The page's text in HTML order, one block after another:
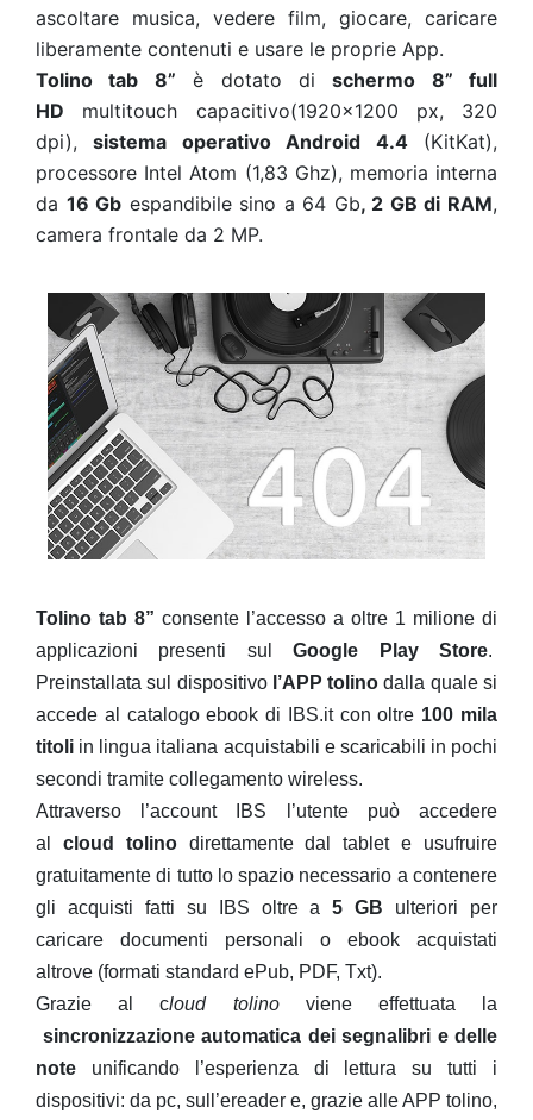
ascoltare musica, vedere film, giocare, caricare
liberamente contenuti e usare le proprie App.
Tolino tab 8” è dotato dischermo 8” full
HD multitouch capacitivo(1920x1200 px, 320
dpi),sistema operativo Android 4.4(KitKat),
processore Intel Atom (1,83 Ghz), memoria interna
da 16 Gb espandibile sino a 64 Gb, 2 GB di RAM,
camera frontale da 2 MP.
Tolino tab 8” consente l’accesso a oltre 1 milione di
applicazioni presenti sulGoogle Play Store.
Preinstallata sul dispositivo l’APP tolino dalla quale si
accede al catalogo ebook di IBS.it con oltre 100 mila
titoli in lingua italiana acquistabili e scaricabili in pochi
secondi tramite collegamento wireless.
Attraverso l’account IBS l’utente può accedere
al cloud tolino direttamente dal tablet e usufruire
gratuitamente di tutto lo spazio necessario a contenere
gli acquisti fatti su IBS oltre a5 GB ulteriori per
caricare documenti personali o ebook acquistati
altrove (formati standard ePub, PDF, Txt).
Grazie al cloud tolinoviene effettuata la
sincronizzazione automatica dei segnalibri e delle
note unificando l’esperienza di lettura su tutti i
dispositivi: da pc, sull’ereader e, grazie alle APP tolino,